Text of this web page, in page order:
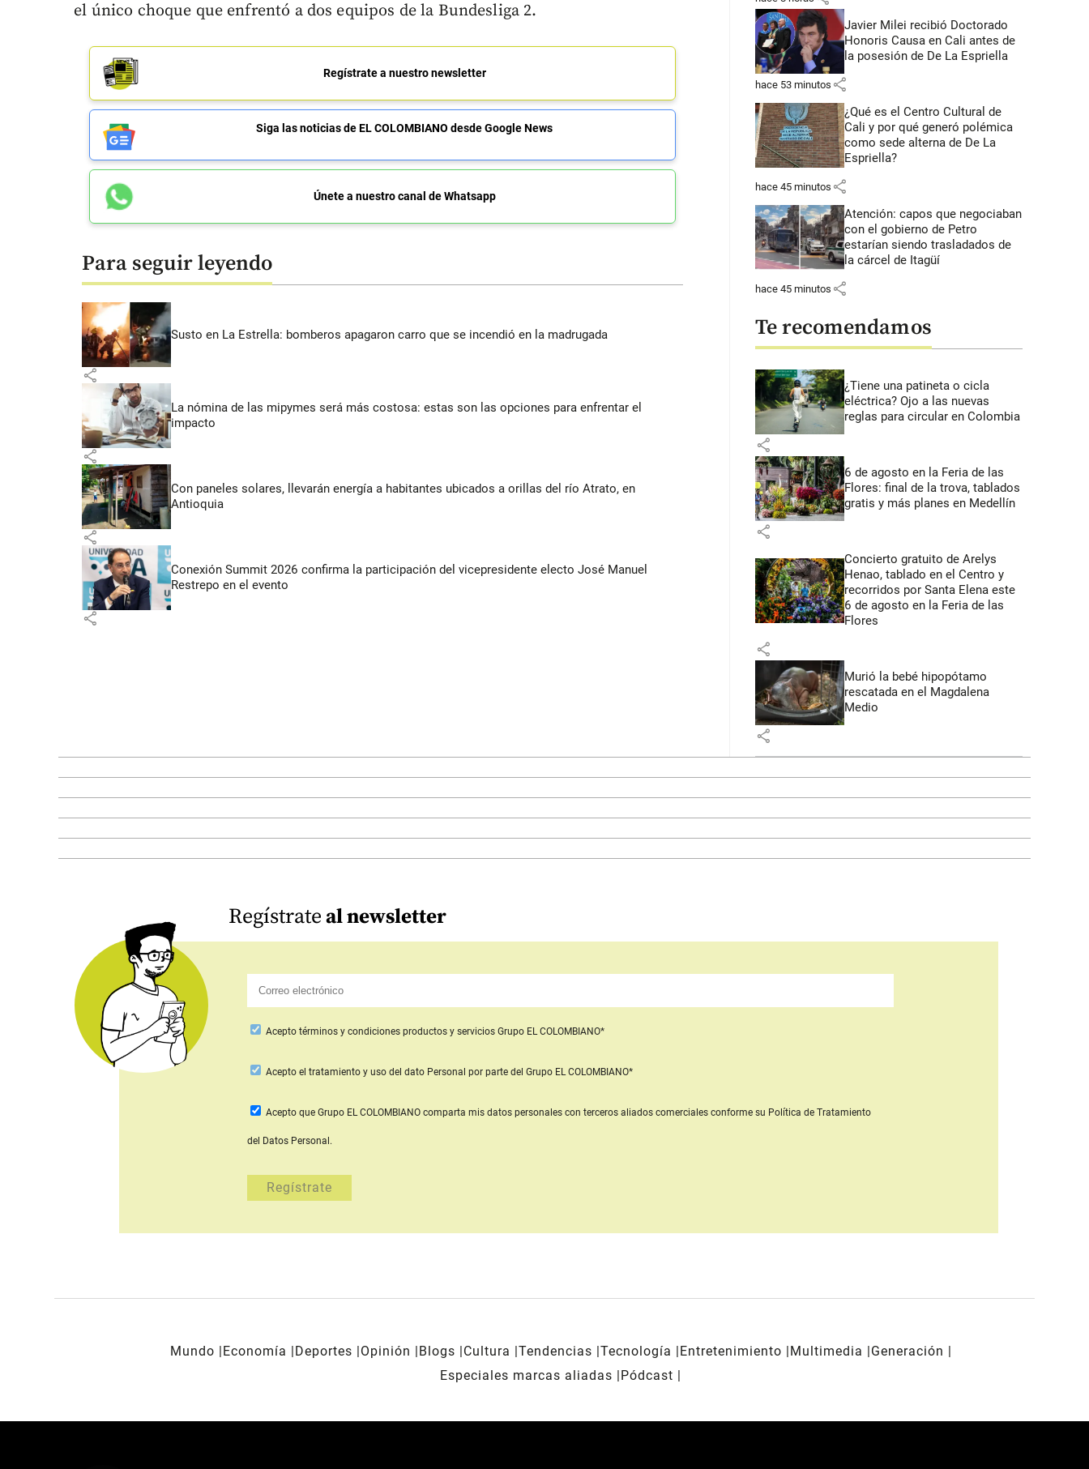
el único choque que enfrentó a dos equipos de la Bundesliga 2.
Regístrate a nuestro newsletter
Siga las noticias de EL COLOMBIANO desde Google News
Únete a nuestro canal de Whatsapp
Para seguir leyendo
Susto en La Estrella: bomberos apagaron carro que se incendió en la madrugada
share
La nómina de las mipymes será más costosa: estas son las opciones para enfrentar el
impacto
share
Con paneles solares, llevarán energía a habitantes ubicados a orillas del río Atrato, en
Antioquia
share
Conexión Summit 2026 confirma la participación del vicepresidente electo José Manuel
Restrepo en el evento
share
Javier Milei recibió Doctorado
Honoris Causa en Cali antes de
la posesión de De La Espriella
hace 53 minutos share
¿Qué es el Centro Cultural de
Cali y por qué generó polémica
como sede alterna de De La
Espriella?
hace 45 minutos share
Atención: capos que negociaban
con el gobierno de Petro
estarían siendo trasladados de
la cárcel de Itagüí
hace 45 minutos share
Te recomendamos
¿Tiene una patineta o cicla
eléctrica? Ojo a las nuevas
reglas para circular en Colombia
share
6 de agosto en la Feria de las
Flores: final de la trova, tablados
gratis y más planes en Medellín
share
Concierto gratuito de Arelys
Henao, tablado en el Centro y
recorridos por Santa Elena este
6 de agosto en la Feria de las
Flores
share
Murió la bebé hipopótamo
rescatada en el Magdalena
Medio
share
Regístrateal newsletter
Acepto términos y condiciones productos y servicios Grupo EL COLOMBIANO*
Aceptoel tratamiento y uso del dato Personal por parte del Grupo EL COLOMBIANO*
Acepto que Grupo EL COLOMBIANO comparta mis datos personales con terceros aliados comercialesconforme su Política de Tratamiento
del Datos Personal.
Mundo Economía Deportes Opinión Blogs Cultura Tendencias Tecnología Entretenimiento Multimedia
Generación
Especiales marcas aliadas
Pódcast